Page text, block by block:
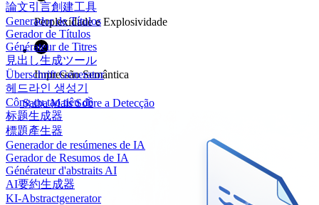
論文引言創建工具
Generador de Títulos
Gerador de Títulos
Générateur de Titres
見出し生成ツール
Überschrift Generator
헤드라인 생성기
Công cụ tạo tiêu đề
标题生成器
標題產生器
Generador de resúmenes de IA
Gerador de Resumos de IA
Générateur d'abstraits AI
AI要約生成器
KI-Abstractgenerator
Perplexidade e Explosividade
Impressão Semântica
Saiba Mais Sobre a Detecção